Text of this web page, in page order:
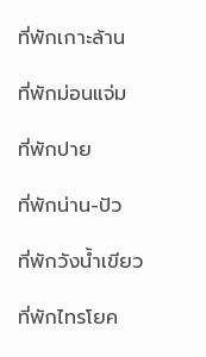
ที่พักเกาะล้าน
ที่พักม่อนแจ่ม
ที่พักปาย
ที่พักน่าน-ปัว
ที่พักวังน้ำเขียว
ที่พักไทรโยค